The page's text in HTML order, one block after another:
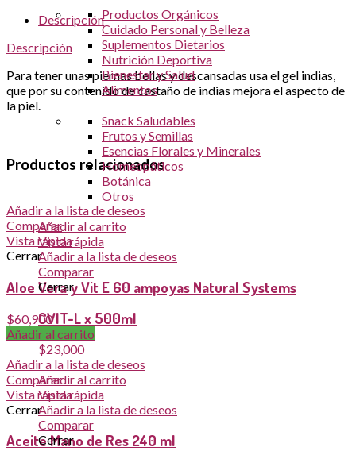
Productos Orgánicos
Cuidado Personal y Belleza
Suplementos Dietarios
Nutrición Deportiva
Bienestar y Salud
Alimentos
Snack Saludables
Frutos y Semillas
Esencias Florales y Minerales
Homeopáticos
Botánica
Otros
Añadir al carrito
Vista rápida
Añadir a la lista de deseos
Comparar
Cerrar
CVIT-L x 500ml
$23,000
Añadir al carrito
Vista rápida
Añadir a la lista de deseos
Comparar
Cerrar
Descripción
Descripción
Para tener unas piernas bellas y descansadas usa el gel indias,
que por su contenido de castaño de indias mejora el aspecto de
la piel.
Productos relacionados
Añadir a la lista de deseos
Comparar
Vista rápida
Cerrar
Aloe Vera y Vit E 60 ampoyas Natural Systems
$60,900
Añadir al carrito
Añadir a la lista de deseos
Comparar
Vista rápida
Cerrar
Aceite Mano de Res 240 ml